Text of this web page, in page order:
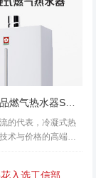
新的还是请清洗师
的代表，冷凝式热
术与价格的高端，
热水器SCH-12F92